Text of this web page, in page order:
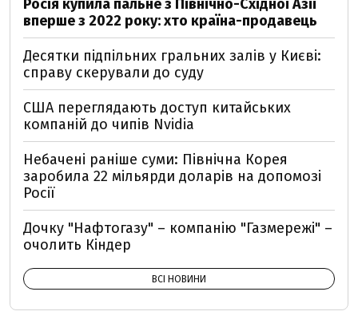
Росія купила пальне з Північно-Східної Азії
вперше з 2022 року: хто країна-продавець
Десятки підпільних гральних залів у Києві:
справу скерували до суду
США переглядають доступ китайських
компаній до чипів Nvidia
Небачені раніше суми: Північна Корея
заробила 22 мільярди доларів на допомозі
Росії
Дочку "Нафтогазу" – компанію "Газмережі" –
очолить Кіндер
ВСІ НОВИНИ